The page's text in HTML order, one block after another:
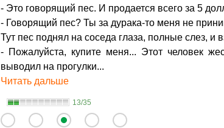
- Это говорящий пес. И продается всего за 5
- Говорящий пес? Ты за дурака-то меня не
Тут пес поднял на соседа глаза, полные слез, и
- Пожалуйста, купите меня... Этот человек
выводил на прогулки...
Читать дальше
13/35